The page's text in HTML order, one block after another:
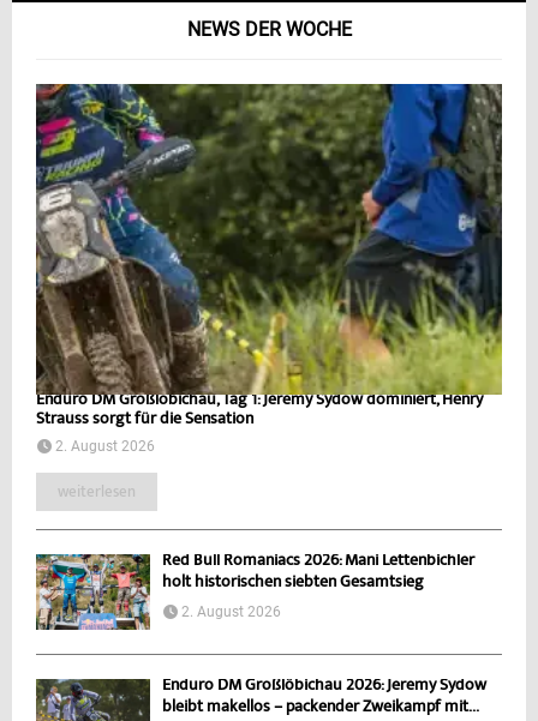
NEWS DER WOCHE
Enduro DM Großlöbichau, Tag 1: Jeremy Sydow dominiert, Henry
Strauss sorgt für die Sensation
2. August 2026
weiterlesen
Red Bull Romaniacs 2026: Mani Lettenbichler
holt historischen siebten Gesamtsieg
2. August 2026
Enduro DM Großlöbichau 2026: Jeremy Sydow
bleibt makellos – packender Zweikampf mit...